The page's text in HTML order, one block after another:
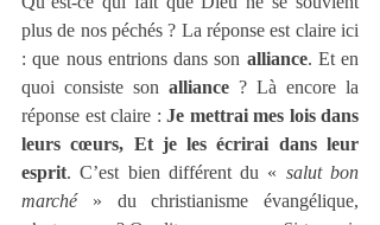
plus de nos péchés ? La réponse est claire ici
: que nous entrions dans son alliance. Et en
quoi consiste son alliance ? Là encore la
réponse est claire : Je mettrai mes lois dans
leurs cœurs, Et je les écrirai dans leur
esprit. C’est bien différent du « salut bon
marché » du christianisme évangélique,